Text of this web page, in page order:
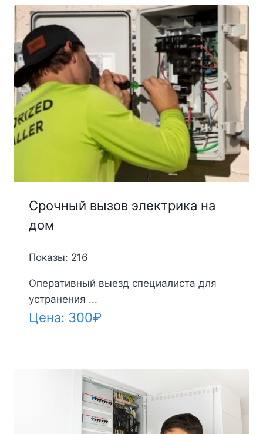
Срочный вызов электрика на
дом
Показы: 216
Оперативный выезд специалиста для
устранения ...
Цена: 300₽